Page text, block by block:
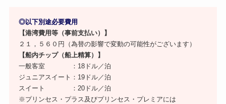
◎以下別途必要費用
【港湾費用等（事前支払い）】
２１，５６０円（為替の影響で変動の可能性がございます）
【船内チップ（船上精算）】
一般客室 ：18ドル／泊
ジュニアスイート：19ドル／泊
スイート ：20ドル／泊
※プリンセス・プラス及びプリンセス・プレミアには